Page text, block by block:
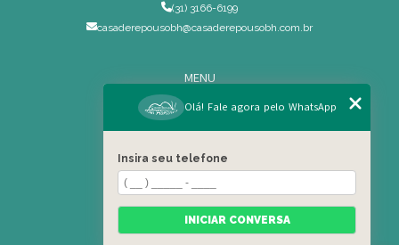
(31) 3166-6199
casaderepousobh@casaderepousobh.com.br
MENU
Home
Institucional
Serviços Especiais
Blog
Residência
Olá! Fale agora pelo WhatsApp
Insira seu telefone
INICIAR CONVERSA